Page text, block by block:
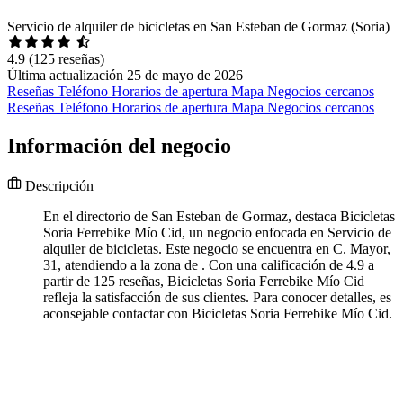
Servicio de alquiler de bicicletas en San Esteban de Gormaz (Soria)
4.9 (125 reseñas)
Última actualización 25 de mayo de 2026
Reseñas Teléfono Horarios de apertura Mapa Negocios cercanos
Reseñas Teléfono Horarios de apertura Mapa Negocios cercanos
Información del negocio
Descripción
En el directorio de San Esteban de Gormaz, destaca Bicicletas
Soria Ferrebike Mío Cid, un negocio enfocada en Servicio de
alquiler de bicicletas. Este negocio se encuentra en C. Mayor,
31, atendiendo a la zona de . Con una calificación de 4.9 a
partir de 125 reseñas, Bicicletas Soria Ferrebike Mío Cid
refleja la satisfacción de sus clientes. Para conocer detalles, es
aconsejable contactar con Bicicletas Soria Ferrebike Mío Cid.